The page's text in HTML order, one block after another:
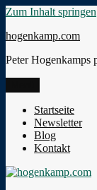
Zum Inhalt springen
hogenkamp.com
Peter Hogenkamps
Startseite
Newsletter
Blog
Kontakt